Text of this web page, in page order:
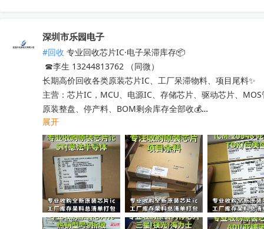
深圳市乐园电子
#回收 专业回收芯片IC·电子呆滞库存📦
☎李生 13244813762 （同微）
长期高价回收各类原装芯片IC、工厂呆滞物料、项目尾料✨
主营：芯片IC，MCU、电源IC、存储芯片、驱动芯片、
原装整盘、停产料、BOM剩余库存全部收💰
工厂清仓、项目取消、仓库积压、过期呆滞物料均可处理
专业人员上门清点核验，报价透明无套路，现款现结不压款
小批量散料、大批量整仓囤货统一打包回收，全程保密处理
快速清空仓库，释放仓储空间，高效盘活闲置物料回笼资金
覆盖全国上门收货，珠三角、深圳区域当日上门看货📱
只需提供型号、数量、实物照片，免费快速精准估价
展开